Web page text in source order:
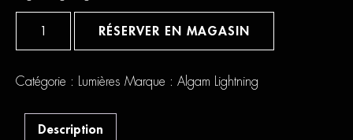
a
fumée
RÉSERVER EN MAGASIN
Catégorie : Lumières Marque : Algam Lightning
Description